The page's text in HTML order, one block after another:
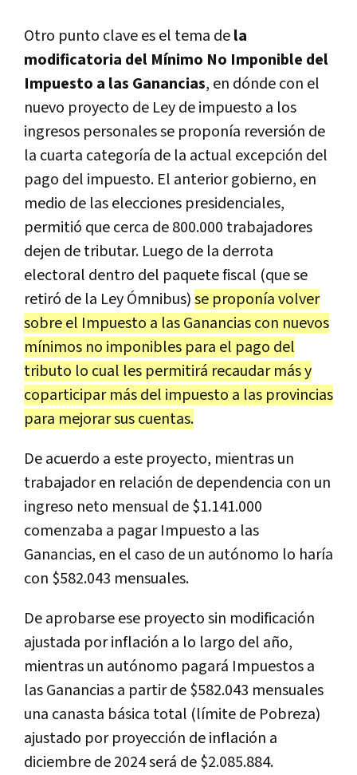
Otro punto clave es el tema dela
modificatoria del Mínimo No Imponible del
Impuesto a las Ganancias, en dónde con el
nuevo proyecto de Ley de impuesto a los
ingresos personales se proponía reversión de
la cuarta categoría de la actual excepción del
pago del impuesto. El anterior gobierno, en
medio de las elecciones presidenciales,
permitió que cerca de 800.000 trabajadores
dejen de tributar. Luego de la derrota
electoral dentro del paquete fiscal (que se
retiró de la Ley Ómnibus)se proponía volver
sobre el Impuesto a las Ganancias con nuevos
mínimos no imponibles para el pago del
tributo lo cual les permitirá recaudar más y
coparticipar más del impuesto a las provincias
para mejorar sus cuentas.
De acuerdo a este proyecto, mientras un
trabajador en relación de dependencia con un
ingreso neto mensual de $1.141.000
comenzaba a pagar Impuesto a las
Ganancias, en el caso de un autónomo lo haría
con $582.043 mensuales.
De aprobarse ese proyecto sin modificación
ajustada por inflación a lo largo del año,
mientras un autónomo pagará Impuestos a
las Ganancias a partir de $582.043 mensuales
una canasta básica total (límite de Pobreza)
ajustado por proyección de inflación a
diciembre de 2024 será de $2.085.884.